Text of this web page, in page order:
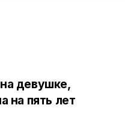
девушке,
на пять лет